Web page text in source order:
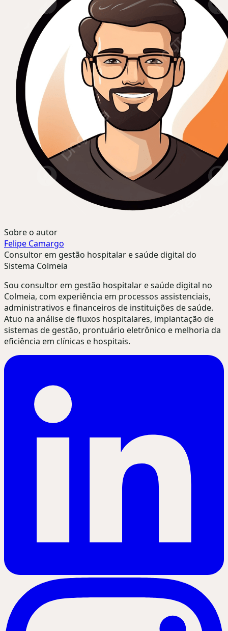
Sobre o autor
Felipe Camargo
Consultor em gestão hospitalar e saúde digital do
Sistema Colmeia
Sou consultor em gestão hospitalar e saúde digital no
Colmeia, com experiência em processos assistenciais,
administrativos e financeiros de instituições de saúde.
Atuo na análise de fluxos hospitalares, implantação de
sistemas de gestão, prontuário eletrônico e melhoria da
eficiência em clínicas e hospitais.